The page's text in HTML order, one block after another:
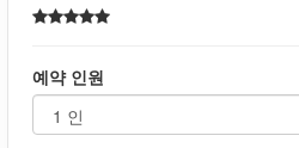
예약 인원